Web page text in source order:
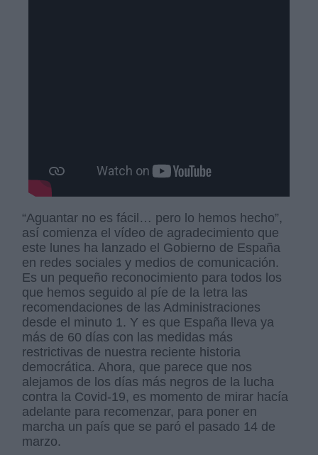
“Aguantar no es fácil… pero lo hemos hecho”,
así comienza el vídeo de agradecimiento que
este lunes ha lanzado el Gobierno de España
en redes sociales y medios de comunicación.
Es un pequeño reconocimiento para todos los
que hemos seguido al píe de la letra las
recomendaciones de las Administraciones
desde el minuto 1. Y es que España lleva ya
más de 60 días con las medidas más
restrictivas de nuestra reciente historia
democrática. Ahora, que parece que nos
alejamos de los días más negros de la lucha
contra la Covid-19, es momento de mirar hacía
adelante para recomenzar, para poner en
marcha un país que se paró el pasado 14 de
marzo.